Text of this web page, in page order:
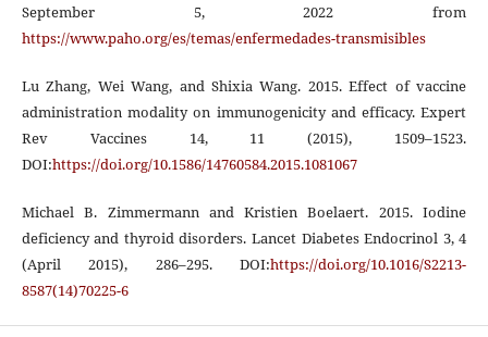
September 5, 2022 from
https://www.paho.org/es/temas/enfermedades-transmisibles
Lu Zhang, Wei Wang, and Shixia Wang. 2015. Effect of vaccine
administration modality on immunogenicity and efficacy. Expert
Rev Vaccines 14, 11 (2015), 1509–1523.
DOI:https://doi.org/10.1586/14760584.2015.1081067
Michael B. Zimmermann and Kristien Boelaert. 2015. Iodine
deficiency and thyroid disorders. Lancet Diabetes Endocrinol 3, 4
(April 2015), 286–295. DOI:https://doi.org/10.1016/S2213-
8587(14)70225-6